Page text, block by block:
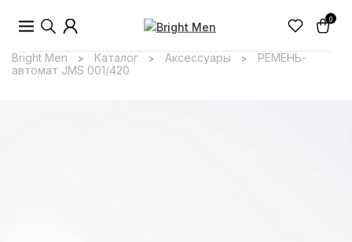
0
Bright Men > Каталог > Аксессуары >
РЕМЕНЬ-
автомат JMS 001/420